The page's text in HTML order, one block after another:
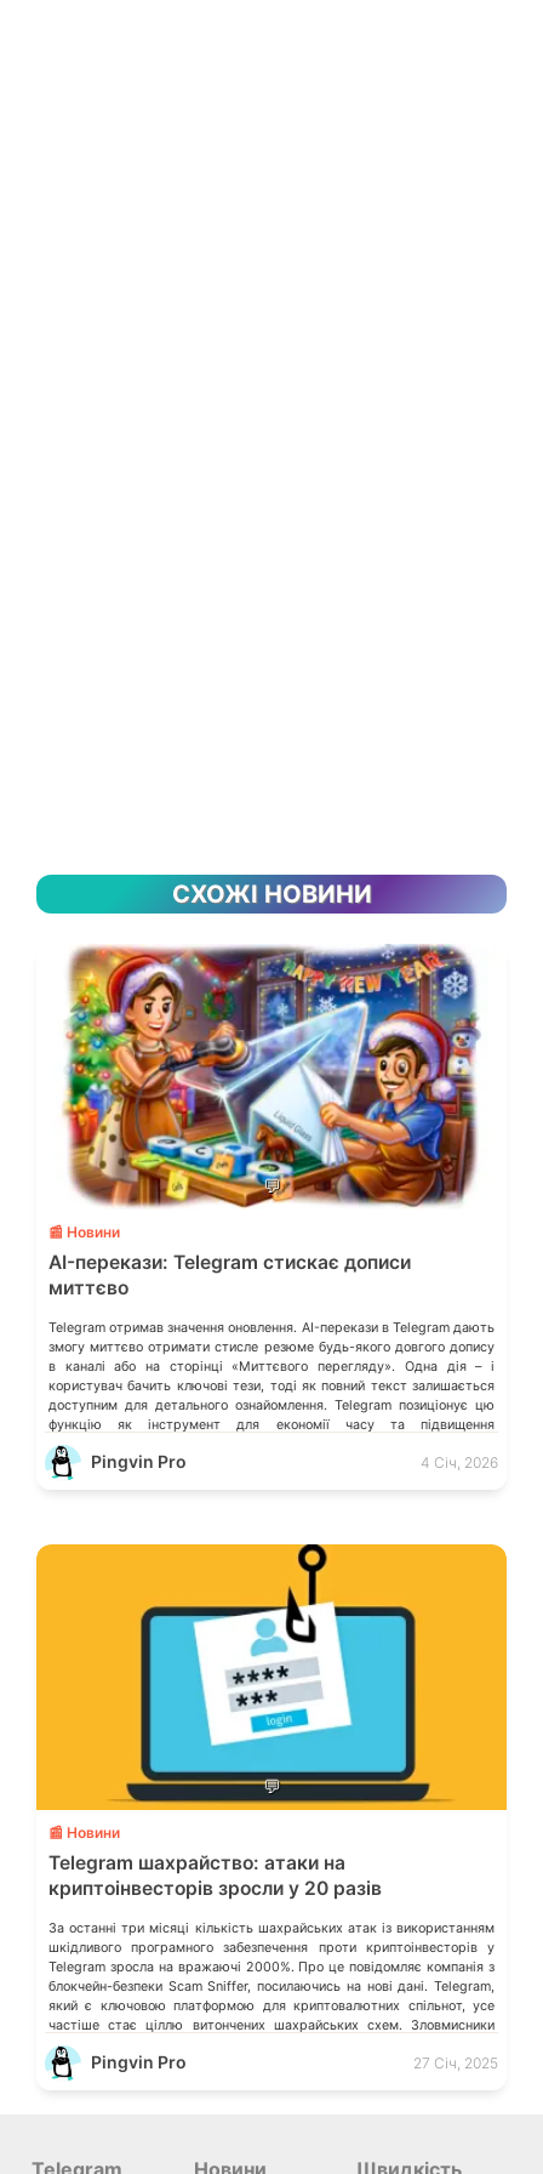
СХОЖІ НОВИНИ
💬
📰 Новини
AI-перекази: Telegram стискає дописи
миттєво
Telegram отримав значення оновлення. AI-перекази в Telegram дають
змогу миттєво отримати стисле резюме будь-якого довгого допису
в каналі або на сторінці «Миттєвого перегляду». Одна дія – і
користувач бачить ключові тези, тоді як повний текст залишається
доступним для детального ознайомлення. Telegram позиціонує цю
функцію як інструмент для економії часу та підвищення
продуктивності. Вона корисна редакторам […]
Pingvin Pro 4 Січ, 2026
💬
📰 Новини
Telegram шахрайство: атаки на
криптоінвесторів зросли у 20 разів
За останні три місяці кількість шахрайських атак із використанням
шкідливого програмного забезпечення проти криптоінвесторів у
Telegram зросла на вражаючі 2000%. Про це повідомляє компанія з
блокчейн-безпеки Scam Sniffer, посилаючись на нові дані. Telegram,
який є ключовою платформою для криптовалютних спільнот, усе
частіше стає ціллю витончених шахрайських схем. Зловмисники
почали активно використовувати нові методи, які перевершують […]
Pingvin Pro 27 Січ, 2025